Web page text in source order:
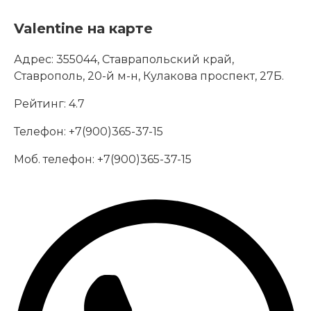
Valentine на карте
Адрес: 355044, Ставрапольский край,
Ставрополь, 20-й м-н, Кулакова проспект, 27Б.
Рейтинг: 4.7
Телефон: +7(900)365-37-15
Моб. телефон: +7(900)365-37-15